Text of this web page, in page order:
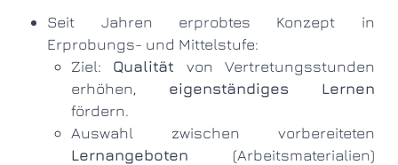
Seit Jahren erprobtes Konzept in
Erprobungs- und Mittelstufe:
Ziel: Qualität von Vertretungsstunden
erhöhen, eigenständiges Lernen
fördern.
Auswahl zwischen vorbereiteten
Lernangeboten (Arbeitsmaterialien)